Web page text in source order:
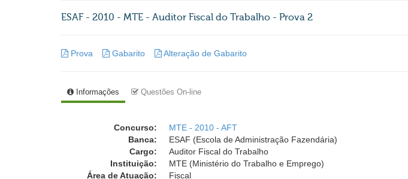
ESAF - 2010 - MTE - Auditor Fiscal do Trabalho - Prova 2
Prova Gabarito Alteração de Gabarito
Informações Questões On-line
Concurso:
MTE - 2010 - AFT
Banca:
ESAF (Escola de Administração Fazendária)
Cargo:
Auditor Fiscal do Trabalho
Instituição:
MTE (Ministério do Trabalho e Emprego)
Área de Atuação:
Fiscal